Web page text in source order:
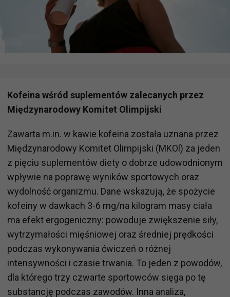
Kofeina wśród suplementów zalecanych przez
Międzynarodowy Komitet Olimpijski
Zawarta m.in. w kawie kofeina została uznana przez
Międzynarodowy Komitet Olimpijski (MKOl) za jeden
z pięciu suplementów diety o dobrze udowodnionym
wpływie na poprawę wyników sportowych oraz
wydolność organizmu. Dane wskazują, że spożycie
kofeiny w dawkach 3-6 mg/na kilogram masy ciała
ma efekt ergogeniczny: powoduje zwiększenie siły,
wytrzymałości mięśniowej oraz średniej prędkości
podczas wykonywania ćwiczeń o różnej
intensywności i czasie trwania. To jeden z powodów,
dla którego trzy czwarte sportowców sięga po tę
substancję podczas zawodów. Inna analiza,